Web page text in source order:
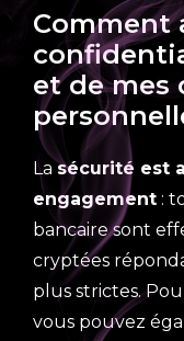
Comment
et de mes
Lasécurité est
engagement :
bancaire sont
cryptées
plus strictes.
vous pouvez